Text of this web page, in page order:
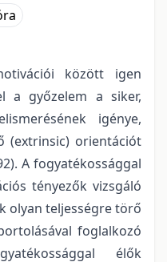
között igen
a győzelem a siker,
igénye,
(extrinsic) orientációt
A fogyatékossággal
tényezők vizsgáló
olyan teljességre törő
foglalkozó
élők